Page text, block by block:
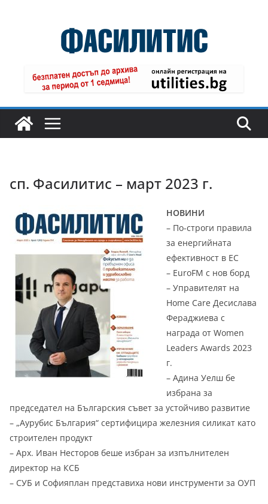
сп. Фасилитис – март 2023 г.
НОВИНИ
– По-строги правила
за енергийната
ефективност в ЕС
– EuroFM с нов борд
– Управителят на
Home Care Десислава
Фераджиева с
награда от Women
Leaders Awards 2023
г.
– Адина Уелш бе
избрана за
председател на Българския съвет за устойчиво развитие
– „Аурубис България“ сертифицира железния силикат като
строителен продукт
– Арх. Иван Несторов беше избран за изпълнителен
директор на КСБ
– СУБ и Софияплан представиха нови инструменти за ОУП